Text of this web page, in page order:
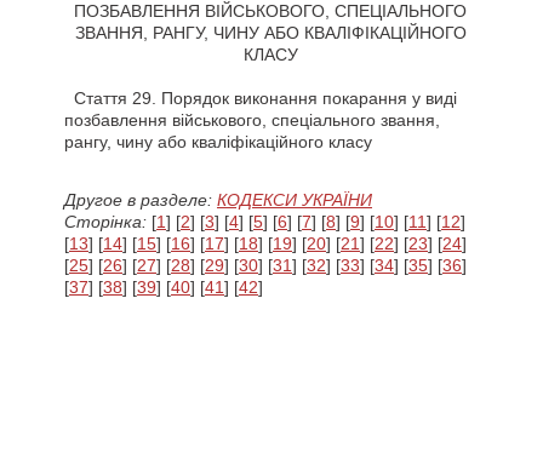
ПОЗБАВЛЕННЯ ВІЙСЬКОВОГО, СПЕЦІАЛЬНОГО
ЗВАННЯ, РАНГУ, ЧИНУ АБО КВАЛІФІКАЦІЙНОГО
КЛАСУ
Стаття 29. Порядок виконання покарання у виді
позбавлення військового, спеціального звання,
рангу, чину або кваліфікаційного класу
Другое в разделе: КОДЕКСИ УКРАЇНИ
Сторінка: [1] [2] [3] [4] [5] [6] [7] [8] [9] [10] [11] [12]
[13] [14] [15] [16] [17] [18] [19] [20] [21] [22] [23] [24]
[25] [26] [27] [28] [29] [30] [31] [32] [33] [34] [35] [36]
[37] [38] [39] [40] [41] [42]